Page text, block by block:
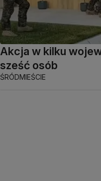
Akcja w kilku
sześć osób
ŚRÓDMIEŚCIE